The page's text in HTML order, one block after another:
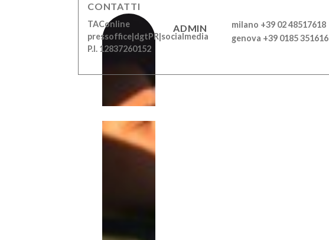
ADMIN
CONTATTI
TAConline
pressoffice|dgtPR|socialmedia
P.I. 12837260152
milano +39 02 48517618
genova +39 0185 351616